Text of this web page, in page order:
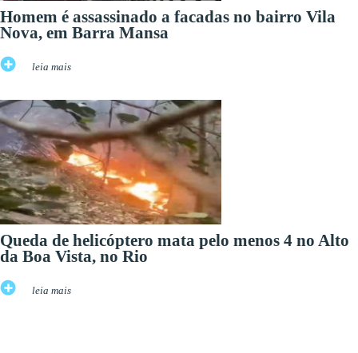
Homem é assassinado a facadas no bairro Vila
Nova, em Barra Mansa
leia mais
Queda de helicóptero mata pelo menos 4 no Alto
da Boa Vista, no Rio
leia mais